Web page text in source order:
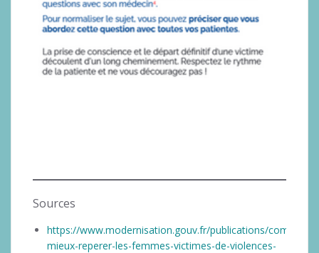
Sources
https://www.modernisation.gouv.fr/publications/comment-
mieux-reperer-les-femmes-victimes-de-violences-